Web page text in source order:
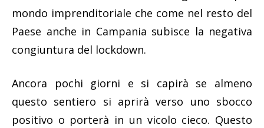
mondo imprenditoriale che come nel resto del
Paese anche in Campania subisce la negativa
congiuntura del lockdown.
Ancora pochi giorni e si capirà se almeno
questo sentiero si aprirà verso uno sbocco
positivo o porterà in un vicolo cieco. Questo